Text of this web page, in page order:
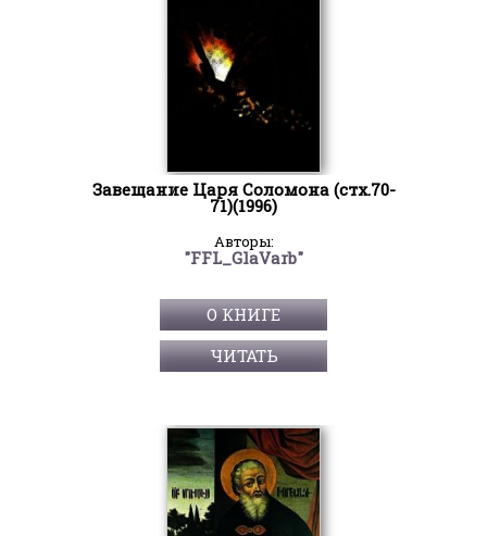
Завещание Царя Соломона (стх.70-
71)(1996)
Авторы:
"FFL_GlaVarb"
О КНИГЕ
ЧИТАТЬ